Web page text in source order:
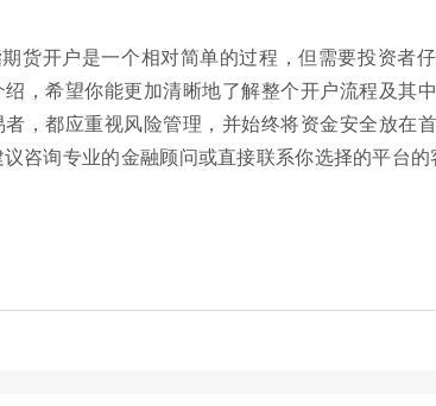
货开户是一个相对简单的过程，但需要投资者
，希望你能更加清晰地了解整个开户流程及其
，都应重视风险管理，并始终将资金安全放在
咨询专业的金融顾问或直接联系你选择的平台的